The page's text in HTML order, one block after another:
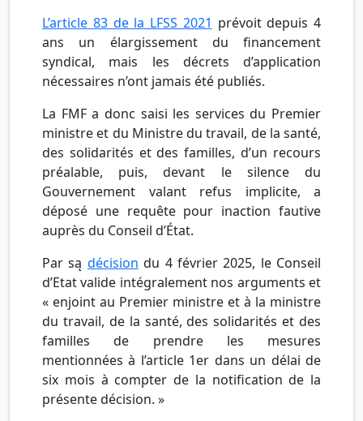
L’article 83 de la LFSS 2021 prévoit depuis 4
ans un élargissement du financement
syndical, mais les décrets d’application
nécessaires n’ont jamais été publiés.
La FMF a donc saisi les services du Premier
ministre et du Ministre du travail, de la santé,
des solidarités et des familles, d’un recours
préalable, puis, devant le silence du
Gouvernement valant refus implicite, a
déposé une requête pour inaction fautive
auprès du Conseil d’État.
Par są décision du 4 février 2025, le Conseil
d’Etat valide intégralement nos arguments et
« enjoint au Premier ministre et à la ministre
du travail, de la santé, des solidarités et des
familles de prendre les mesures
mentionnées à l’article 1er dans un délai de
six mois à compter de la notification de la
présente décision. »